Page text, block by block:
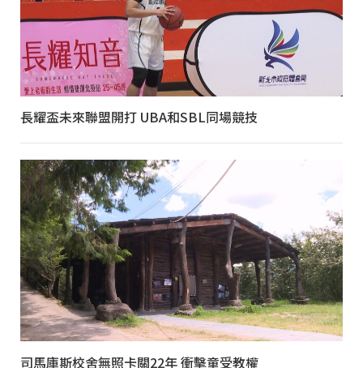
長耀盃未來聯盟開打 UBA和SBL同場競技
司馬庫斯校舍無照卡關22年 衝擊童受教權